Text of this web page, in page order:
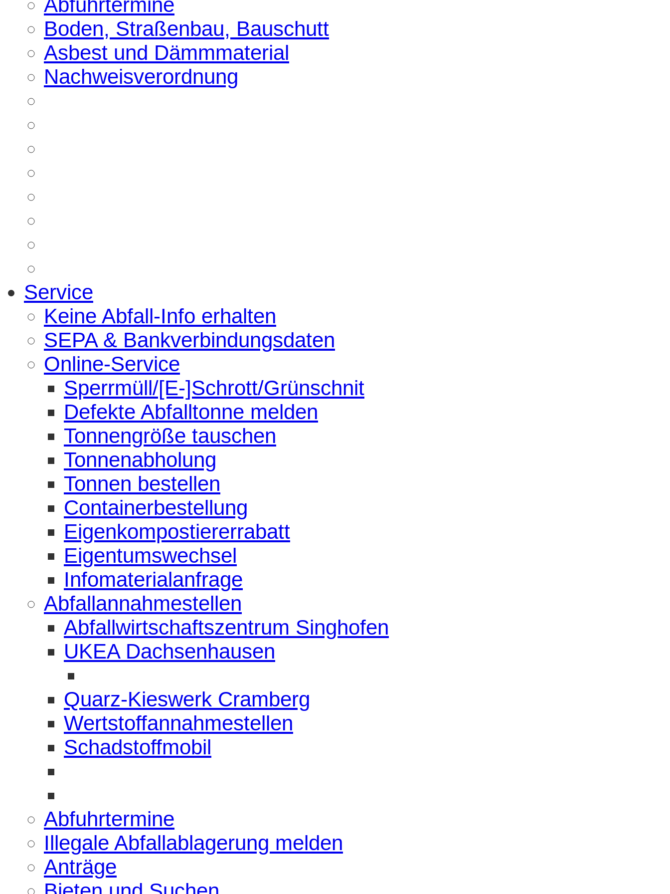
Abfuhrtermine
Boden, Straßenbau, Bauschutt
Asbest und Dämmmaterial
Nachweisverordnung
Service
Keine Abfall-Info erhalten
SEPA & Bankverbindungsdaten
Online-Service
Sperrmüll/[E-]Schrott/Grünschnit
Defekte Abfalltonne melden
Tonnengröße tauschen
Tonnenabholung
Tonnen bestellen
Containerbestellung
Eigenkompostiererrabatt
Eigentumswechsel
Infomaterialanfrage
Abfallannahmestellen
Abfallwirtschaftszentrum Singhofen
UKEA Dachsenhausen
Quarz-Kieswerk Cramberg
Wertstoffannahmestellen
Schadstoffmobil
Abfuhrtermine
Illegale Abfallablagerung melden
Anträge